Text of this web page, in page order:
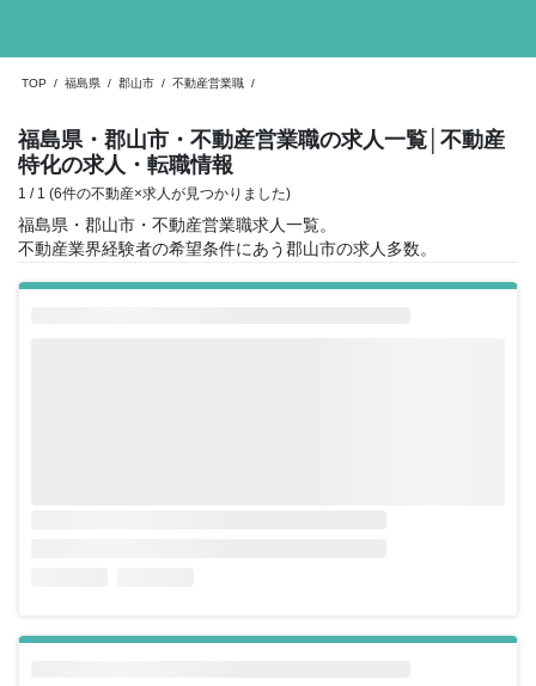
TOP / 福島県 / 郡山市 / 不動産営業職 /
福島県・郡山市・不動産営業職の求人一覧 │不動産
特化の求人・転職情報
1 / 1 (6件の不動産×求人が見つかりました)
福島県・郡山市・不動産営業職求人一覧。
不動産業界経験者の希望条件にあう郡山市の求人多数。